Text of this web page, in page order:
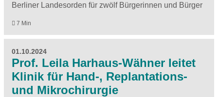
Berliner Landesorden für zwölf Bürgerinnen und Bürger
7 Min
01.10.2024
Prof. Leila Harhaus-Wähner leitet
Klinik für Hand-, Replantations-
und Mikrochirurgie